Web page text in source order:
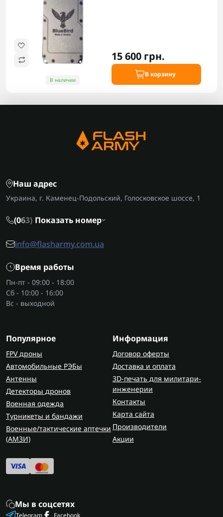
В наличии
15 600 грн.
В корзину
Наш адрес
Украина, г. Каменец-Подольский, Голосковское шоссе, 1
(063) Показать номер
info@flasharmy.com.ua
Время работы
Пн-пт - 09:00 - 18:00
Сб - 10:00 - 16:00
Вс - выходной
Популярное
FPV дроны
Автомобильные РЭБы
Антенны
Детекторы дронов
Военная одежда
Турникеты и бандажи
Военные/тактические аптечки
(AMЗИ)
Информация
Договор оферты
Доставка и оплата
3D-печать для милитари-
инженерии
Контакты
Карта сайта
Производители
Акции
Мы в соцсетях
Telegram Facebook